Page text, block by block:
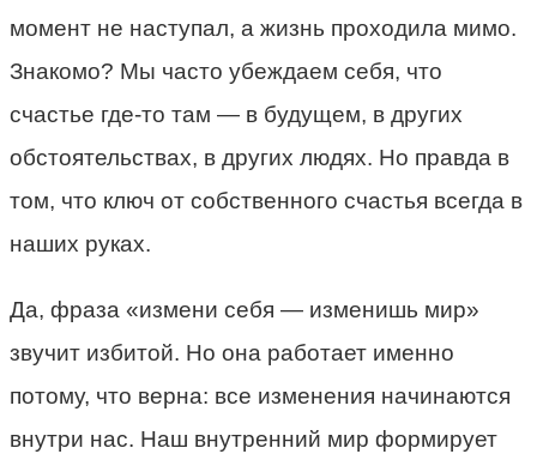
момент не наступал, а жизнь проходила мимо.
Знакомо? Мы часто убеждаем себя, что
счастье где-то там — в будущем, в других
обстоятельствах, в других людях. Но правда в
том, что ключ от собственного счастья всегда в
наших руках.
Да, фраза «измени себя — изменишь мир»
звучит избитой. Но она работает именно
потому, что верна: все изменения начинаются
внутри нас. Наш внутренний мир формирует